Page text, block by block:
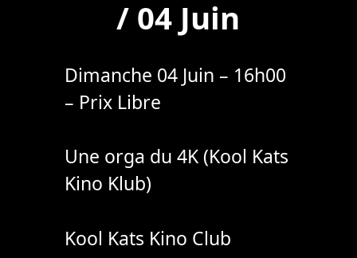
/ 04 Juin
Dimanche 04 Juin – 16h00
– Prix Libre
Une orga du 4K (Kool Kats
Kino Klub)
Kool Kats Kino Club